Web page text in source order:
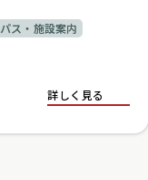
ポットまで、
ス・施設案内
詳しく見る